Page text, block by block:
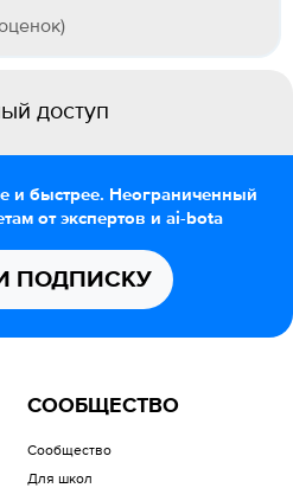
доступ
и быстрее. Неограниченный
от экспертов и ai-bota
ПОДПИСКУ
СООБЩЕСТВО
Сообщество
Для школ